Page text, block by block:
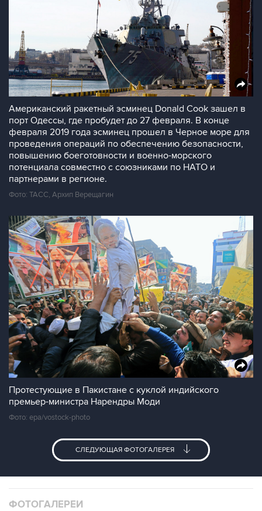
Американский ракетный эсминец Donald Cook зашел в
порт Одессы, где пробудет до 27 февраля. В конце
февраля 2019 года эсминец прошел в Черное море для
проведения операций по обеспечению безопасности,
повышению боеготовности и военно-морского
потенциала совместно с союзниками по НАТО и
партнерами в регионе.
Фото: ТАСС, Архип Верещагин
Протестующие в Пакистане с куклой индийского
премьер-министра Нарендры Моди
Фото: epa/vostock-photo
СЛЕДУЮЩАЯ ФОТОГАЛЕРЕЯ
ФОТОГАЛЕРЕИ